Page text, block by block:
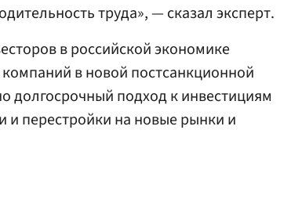
труда», — сказал эксперт.
в российской экономике
в новой постсанкционной
долгосрочный подход к инвестициям
и перестройки на новые рынки и